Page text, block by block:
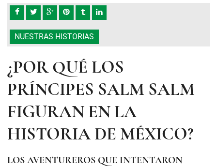
NUESTRAS HISTORIAS
¿POR QUÉ LOS
PRÍNCIPES SALM SALM
FIGURAN EN LA
HISTORIA DE MÉXICO?
LOS AVENTUREROS QUE INTENTARON